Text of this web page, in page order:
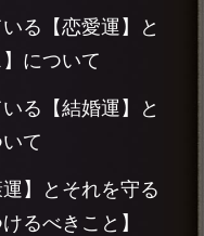
る【恋愛運】と
】について
る【結婚運】と
て
】とそれを守る
るべきこと】